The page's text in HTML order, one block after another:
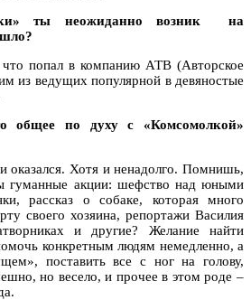
ты неожиданно возник на
попал в компанию АТВ (Авторское
из ведущих популярной в девяностые
общее по духу с «Комсомолкой»
Хотя и ненадолго. Помнишь,
гуманные акции: шефство над юными
рассказ о собаке, которая много
своего хозяина, репортажи Василия
и другие? Желание найти
конкретным людям немедленно, а
поставить все с ног на голову,
но весело, и прочее в этом роде –